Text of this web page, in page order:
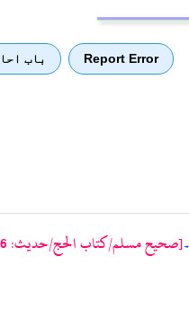
Report Error باب
[صحيح مسلم/كتاب الحج/حدیث: 3086]